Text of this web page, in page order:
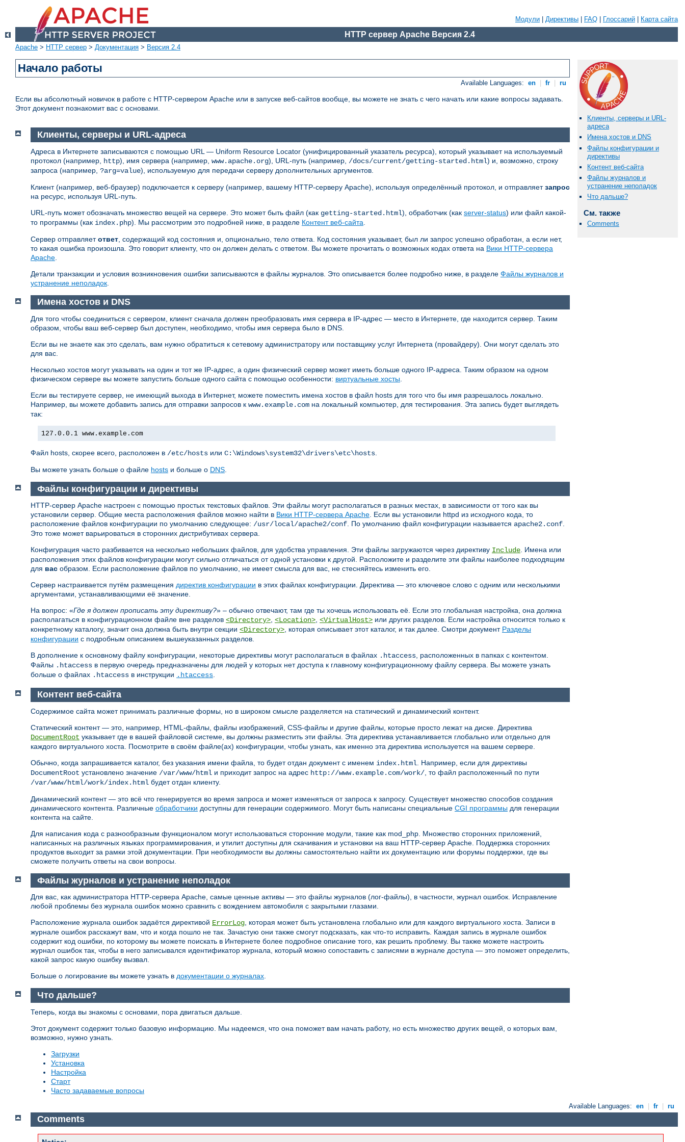
Модули Директивы FAQ Глоссарий Карта сайта
HTTP сервер Apache Версия 2.4
Apache > HTTP сервер > Документация > Версия 2.4
Начало работы
Available Languages: en fr ru
Если вы абсолютный новичок в работе с HTTP-сервером Apache или в запуске веб-сайтов вообще, вы можете не знать с чего начать или какие вопросы задавать.
Этот документ познакомит вас с основами.
Клиенты, серверы и URL-
адреса
Имена хостов и DNS
Файлы конфигурации и
директивы
Контент веб-сайта
Файлы журналов и
устранение неполадок
Что дальше?
См. также
Comments
Клиенты, серверы и URL-адреса
Адреса в Интернете записываются с помощью URL — Uniform Resource Locator (унифицированный указатель ресурса), который указывает на используемый
протокол (например,
http), имя сервера (например, www.apache.org), URL-путь (например, /docs/current/getting-started.html) и, возможно, строку
запроса (например, ?arg=value), используемую для передачи серверу дополнительных аргументов.
Клиент (например, веб-браузер) подключается к серверу (например, вашему HTTP-серверу Apache), используя определённый протокол, и отправляетзапрос
на ресурс, используя URL-путь.
URL-путь может обозначать множество вещей на сервере. Это может быть файл (как getting-started.html), обработчик (как server-status) или файл какой-
то программы (как index.php). Мы рассмотрим это подробней ниже, в разделе Контент веб-сайта
Сервер отправляетответ , содержащий код состояния и, опционально, тело ответа. Код состояния указывает, был ли запрос успешно обработан, а если нет,
то какая ошибка произошла. Это говорит клиенту, что он должен делать с ответом. Вы можете прочитать о возможных кодах ответа на Вики HTTP-сервера
Apache
Детали транзакции и условия возникновения ошибки записываются в файлы журналов. Это описывается более подробно ниже, в разделе Файлы журналов и
устранение неполадок
Имена хостов и DNS
Для того чтобы соединиться с сервером, клиент сначала должен преобразовать имя сервера в IP-адрес — место в Интернете, где находится сервер. Таким
образом, чтобы ваш веб-сервер был доступен, необходимо, чтобы имя сервера было в DNS.
Если вы не знаете как это сделать, вам нужно обратиться к сетевому администратору или поставщику услуг Интернета (провайдеру). Они могут сделать это
для вас.
Несколько хостов могут указывать на один и тот же IP-адрес, а один физический сервер может иметь больше одного IP-адреса. Таким образом на одном
физическом сервере вы можете запустить больше одного сайта с помощью особенности: виртуальные хосты
Если вы тестируете сервер, не имеющий выхода в Интернет, можете поместить имена хостов в файл hosts для того что бы имя разрешалось локально.
Например, вы можете добавить запись для отправки запросов к www.example.com на локальный компьютер, для тестирования. Эта запись будет выглядеть
так:
127.0.0.1 www.example.com
Файл hosts, скорее всего, расположен в /etc/hosts или C:\Windows\system32\drivers\etc\hosts
Вы можете узнать больше о файле hosts и больше о DNS
Файлы конфигурации и директивы
HTTP-сервер Apache настроен с помощью простых текстовых файлов. Эти файлы могут располагаться в разных местах, в зависимости от того как вы
установили сервер. Общие места расположения файлов можно найти в Вики HTTP-сервера Apache. Если вы установили httpd из исходного кода, то
расположение файлов конфигурации по умолчанию следующее: /usr/local/apache2/conf. По умолчанию файл конфигурации называется apache2.conf.
Это тоже может варьироваться в сторонних дистрибутивах сервера.
Конфигурация часто разбивается на несколько небольших файлов, для удобства управления. Эти файлы загружаются через директиву Include. Имена или
расположения этих файлов конфигурации могут сильно отличаться от одной установки к другой. Расположите и разделите эти файлы наиболее подходящим
для вас образом. Если расположение файлов по умолчанию, не имеет смысла для вас, не стесняйтесь изменить его.
Сервер настраивается путём размещения директив конфигурации в этих файлах конфигурации. Директива — это ключевое слово с одним или несколькими
аргументами, устанавливающими её значение.
На вопрос: «Где я должен прописать эту директиву?» – обычно отвечают, там где ты хочешь использовать её. Если это глобальная настройка, она должна
располагаться в конфигурационном файле вне разделов <Directory>, <Location>, <VirtualHost> или других разделов. Если настройка относится только к
конкретному каталогу, значит она должна быть внутри секции <Directory>, которая описывает этот каталог, и так далее. Смотри документ Разделы
конфигурации с подробным описанием вышеуказанных разделов.
В дополнение к основному файлу конфигурации, некоторые директивы могут располагаться в файлах .htaccess, расположенных в папках с контентом.
Файлы .htaccess в первую очередь предназначены для людей у которых нет доступа к главному конфигурационному файлу сервера. Вы можете узнать
больше о файлах .htaccess в инструкции .htaccess.
Контент веб-сайта
Содержимое сайта может принимать различные формы, но в широком смысле разделяется на статический и динамический контент.
Статический контент — это, например, HTML-файлы, файлы изображений, CSS-файлы и другие файлы, которые просто лежат на диске. Директива
DocumentRoot указывает где в вашей файловой системе, вы должны разместить эти файлы. Эта директива устанавливается глобально или отдельно для
каждого виртуального хоста. Посмотрите в своём файле(ах) конфигурации, чтобы узнать, как именно эта директива используется на вашем сервере.
Обычно, когда запрашивается каталог, без указания имени файла, то будет отдан документ с именем index.html . Например, если для директивы
DocumentRoot установлено значение /var/www/html и приходит запрос на адрес http://www.example.com/work/ , то файл расположенный по пути
/var/www/html/work/index.html будет отдан клиенту.
Динамический контент — это всё что генерируется во время запроса и может изменяться от запроса к запросу. Существует множество способов создания
динамического контента. Различные обработчики доступны для генерации содержимого. Могут быть написаны специальные CGI программы для генерации
контента на сайте.
Для написания кода с разнообразным функционалом могут использоваться сторонние модули, такие как mod_php. Множество сторонних приложений,
написанных на различных языках программирования, и утилит доступны для скачивания и установки на ваш HTTP-сервер Apache. Поддержка сторонних
продуктов выходит за рамки этой документации. При необходимости вы должны самостоятельно найти их документацию или форумы поддержки, где вы
сможете получить ответы на свои вопросы.
Файлы журналов и устранение неполадок
Для вас, как администратора HTTP-сервера Apache, самые ценные активы — это файлы журналов (лог-файлы), в частности, журнал ошибок. Исправление
любой проблемы без журнала ошибок можно сравнить с вождением автомобиля с закрытыми глазами.
Расположение журнала ошибок задаётся директивой ErrorLog, которая может быть установлена глобально или для каждого виртуального хоста. Записи в
журнале ошибок расскажут вам, что и когда пошло не так. Зачастую они также смогут подсказать, как что-то исправить. Каждая запись в журнале ошибок
содержит код ошибки, по которому вы можете поискать в Интернете более подробное описание того, как решить проблему. Вы также можете настроить
журнал ошибок так, чтобы в него записывался идентификатор журнала, который можно сопоставить с записями в журнале доступа — это поможет определить,
какой запрос какую ошибку вызвал.
Больше о логирование вы можете узнать в документации о журналах.
Что дальше?
Теперь, когда вы знакомы с основами, пора двигаться дальше.
Этот документ содержит только базовую информацию. Мы надеемся, что она поможет вам начать работу, но есть множество других вещей, о которых вам,
возможно, нужно узнать.
Загрузки
Установка
Настройка
Старт
Часто задаваемые вопросы
Available Languages: en | fr | ru
Comments